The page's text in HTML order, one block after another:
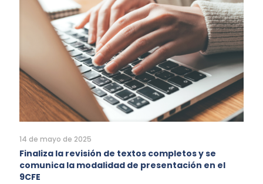
14 de mayo de 2025
Finaliza la revisión de textos completos y se
comunica la modalidad de presentación en el
9CFE